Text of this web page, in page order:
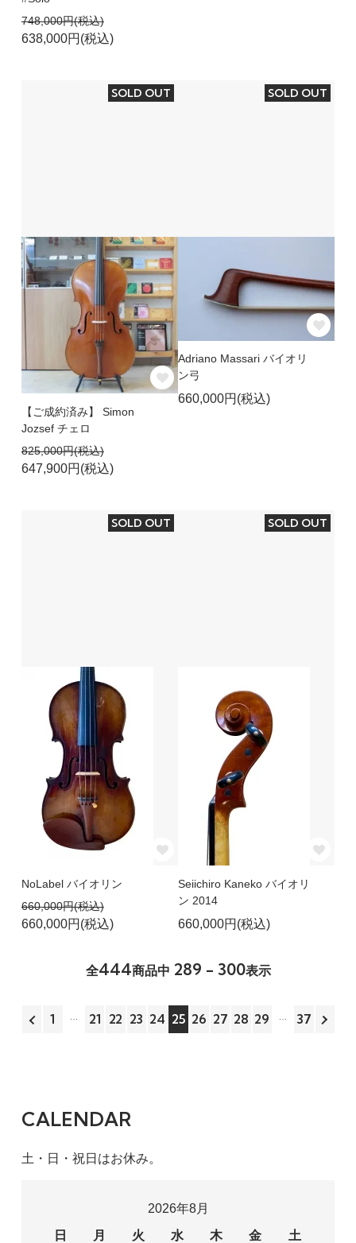
748,000円(税込)
638,000円(税込)
SOLD OUT
【ご成約済み】 Simon
Jozsef チェロ
825,000円(税込)
647,900円(税込)
SOLD OUT
Adriano Massari バイオリ
ン弓
660,000円(税込)
SOLD OUT
NoLabel バイオリン
660,000円(税込)
660,000円(税込)
SOLD OUT
Seiichiro Kaneko バイオリ
ン 2014
660,000円(税込)
全444商品中 289 - 300表示
1 21 22 23 24 25 26 27 28 29 37
CALENDAR
土・日・祝日はお休み。
2026年8月
日
月 火 水 木 金 土